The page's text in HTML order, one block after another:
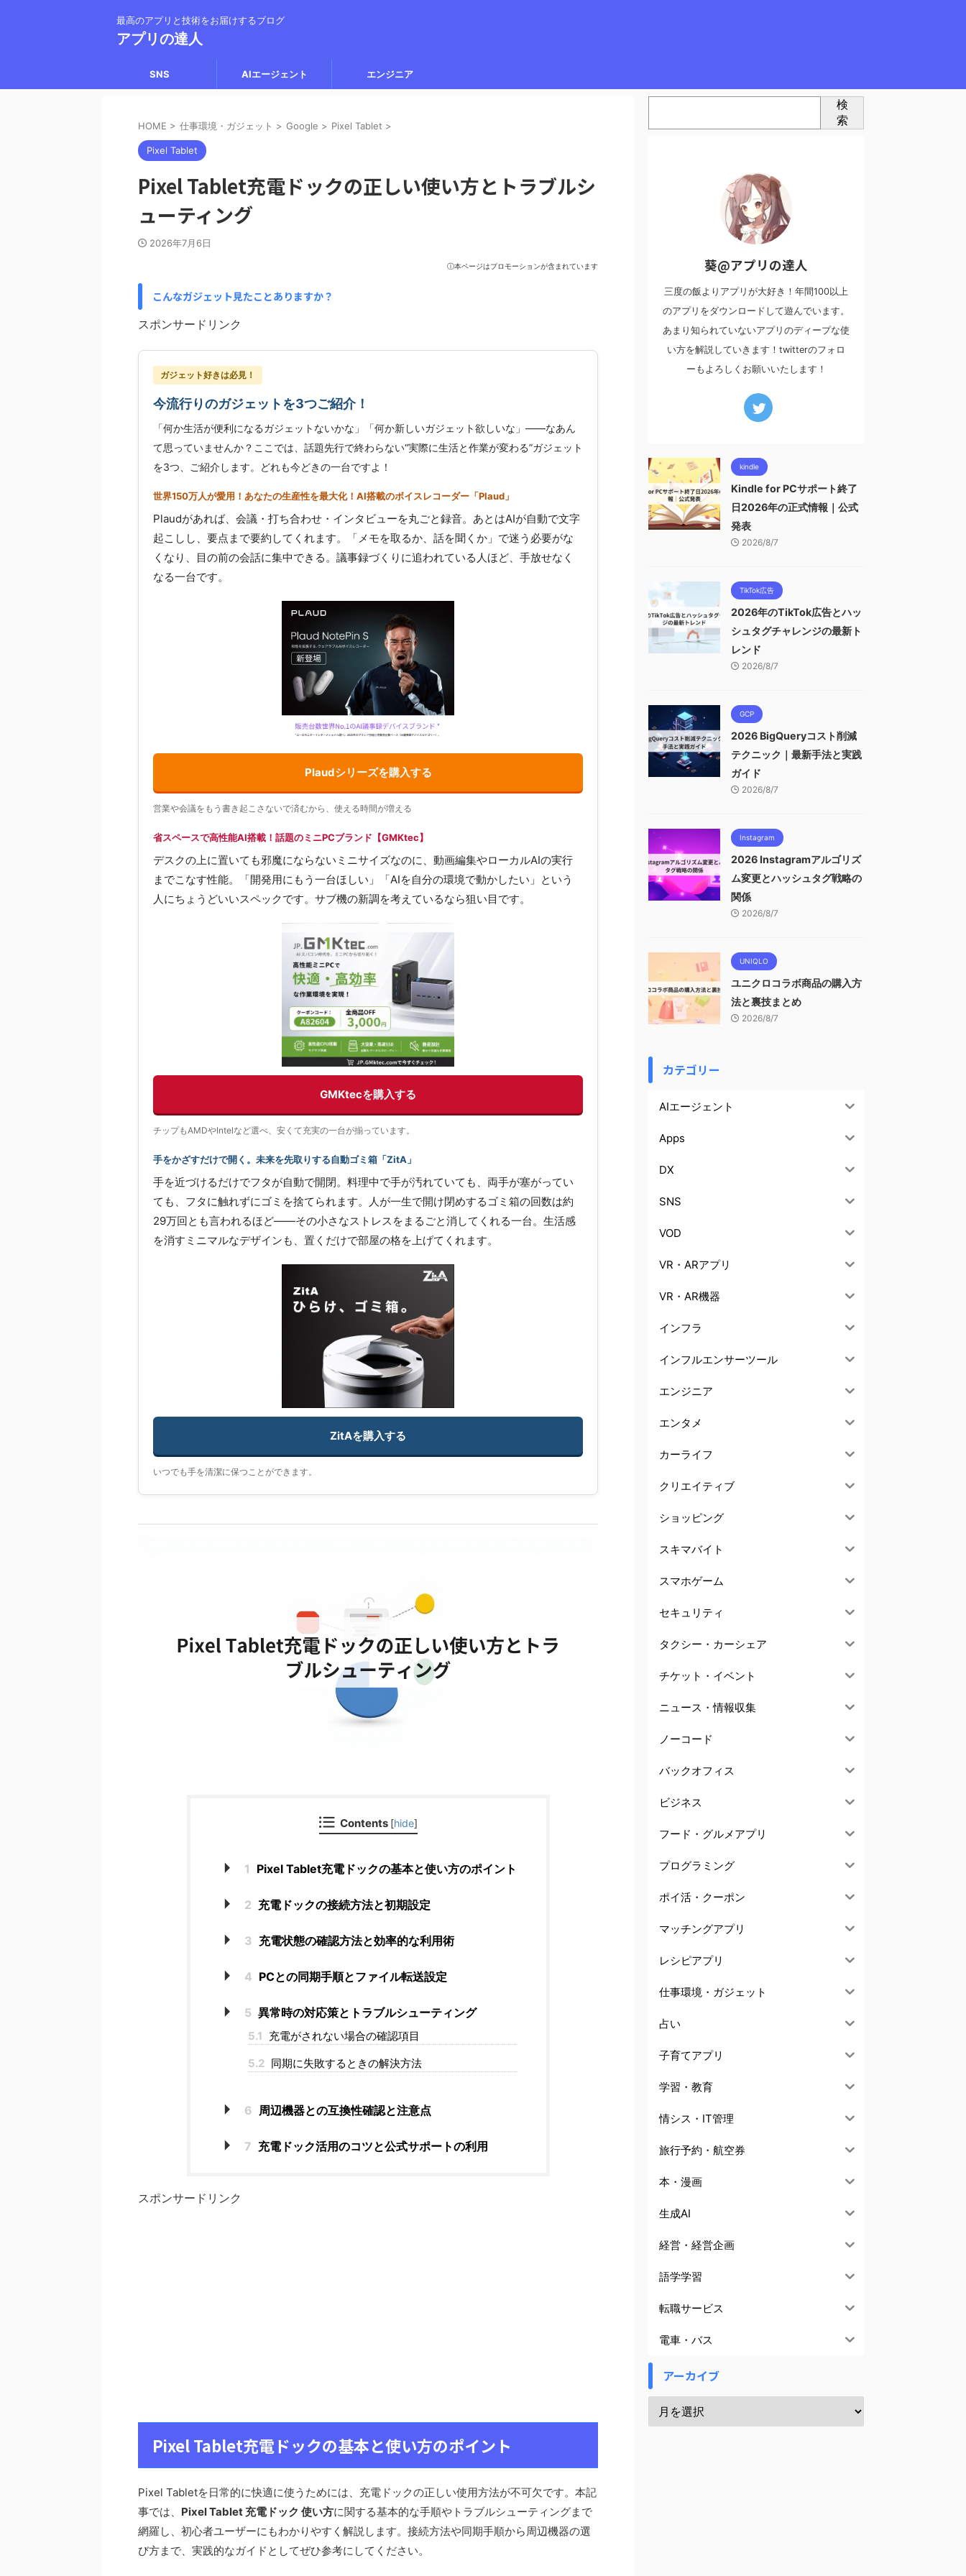
最高のアプリと技術をお届けするブログ
アプリの達人
SNS AIエージェント エンジニア
HOME > 仕事環境・ガジェット > Google > Pixel Tablet >
Pixel Tablet
Pixel Tablet充電ドックの正しい使い方とトラブルシ
ューティング
2026年7月6日
ⓘ本ページはプロモーションが含まれています
こんなガジェット見たことありますか？
スポンサードリンク
ガジェット好きは必見！
今流行りのガジェットを3つご紹介！
「何か生活が便利になるガジェットないかな」「何か新しいガジェット欲しいな」——なあん
て思っていませんか？ここでは、話題先行で終わらない“実際に生活と作業が変わる”ガジェット
を3つ、ご紹介します。どれも今どきの一台ですよ！
世界150万人が愛用！あなたの生産性を最大化！AI搭載のボイスレコーダー「Plaud」
Plaudがあれば、会議・打ち合わせ・インタビューを丸ごと録音。あとはAIが自動で文字
起こしし、要点まで要約してくれます。「メモを取るか、話を聞くか」で迷う必要がな
くなり、目の前の会話に集中できる。議事録づくりに追われている人ほど、手放せなく
なる一台です。
Plaudシリーズを購入する
営業や会議をもう書き起こさないで済むから、使える時間が増える
省スペースで高性能AI搭載！話題のミニPCブランド【GMKtec】
デスクの上に置いても邪魔にならないミニサイズなのに、動画編集やローカルAIの実行
までこなす性能。「開発用にもう一台ほしい」「AIを自分の環境で動かしたい」という
人にちょうどいいスペックです。サブ機の新調を考えているなら狙い目です。
GMKtecを購入する
チップもAMDやIntelなど選べ、安くて充実の一台が揃っています。
手をかざすだけで開く。未来を先取りする自動ゴミ箱「ZitA」
手を近づけるだけでフタが自動で開閉。料理中で手が汚れていても、両手が塞がってい
ても、フタに触れずにゴミを捨てられます。人が一生で開け閉めするゴミ箱の回数は約
29万回とも言われるほど——その小さなストレスをまるごと消してくれる一台。生活感
を消すミニマルなデザインも、置くだけで部屋の格を上げてくれます。
ZitAを購入する
いつでも手を清潔に保つことができます。
Contents [hide]
1 Pixel Tablet充電ドックの基本と使い方のポイント
2 充電ドックの接続方法と初期設定
3 充電状態の確認方法と効率的な利用術
4 PCとの同期手順とファイル転送設定
5 異常時の対応策とトラブルシューティング
5.1 充電がされない場合の確認項目
5.2 同期に失敗するときの解決方法
6 周辺機器との互換性確認と注意点
7 充電ドック活用のコツと公式サポートの利用
スポンサードリンク
Pixel Tablet充電ドックの基本と使い方のポイント
Pixel Tabletを日常的に快適に使うためには、充電ドックの正しい使用方法が不可欠です。本記
事では、 Pixel Tablet 充電ドック 使い方に関する基本的な手順やトラブルシューティングまで
網羅し、初心者ユーザーにもわかりやすく解説します。接続方法や同期手順から周辺機器の選
び方まで、実践的なガイドとしてぜひ参考にしてください。
検
索
葵@アプリの達人
三度の飯よりアプリが大好き！年間100以上
のアプリをダウンロードして遊んでいます。
あまり知られていないアプリのディープな使
い方を解説していきます！twitterのフォロ
ーもよろしくお願いいたします！
kindle
Kindle for PCサポート終了
日2026年の正式情報｜公式
発表
2026/8/7
TikTok広告
2026年のTikTok広告とハッ
シュタグチャレンジの最新ト
レンド
2026/8/7
GCP
2026 BigQueryコスト削減
テクニック｜最新手法と実践
ガイド
2026/8/7
Instagram
2026 Instagramアルゴリズ
ム変更とハッシュタグ戦略の
関係
2026/8/7
UNIQLO
ユニクロコラボ商品の購入方
法と裏技まとめ
2026/8/7
カテゴリー
AIエージェント
Apps
DX
SNS
VOD
VR・ARアプリ
VR・AR機器
インフラ
インフルエンサーツール
エンジニア
エンタメ
カーライフ
クリエイティブ
ショッピング
スキマバイト
スマホゲーム
セキュリティ
タクシー・カーシェア
チケット・イベント
ニュース・情報収集
ノーコード
バックオフィス
ビジネス
フード・グルメアプリ
プログラミング
ポイ活・クーポン
マッチングアプリ
レシピアプリ
仕事環境・ガジェット
占い
子育てアプリ
学習・教育
情シス・IT管理
旅行予約・航空券
本・漫画
生成AI
経営・経営企画
語学学習
転職サービス
電車・バス
アーカイブ